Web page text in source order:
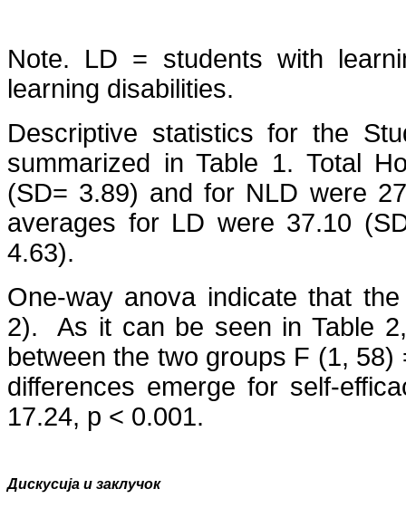
Note. LD = students with
learning disabilities.
Descriptive statistics for the
summarized in Table 1. Total
(SD= 3.89) and for NLD were
averages for LD were 37.10
4.63).
One-way anova indicate that
2). As it can be seen in Table
between the two groups F (1,
differences emerge for self-
17.24, p < 0.001.
Дискусија и заклучок